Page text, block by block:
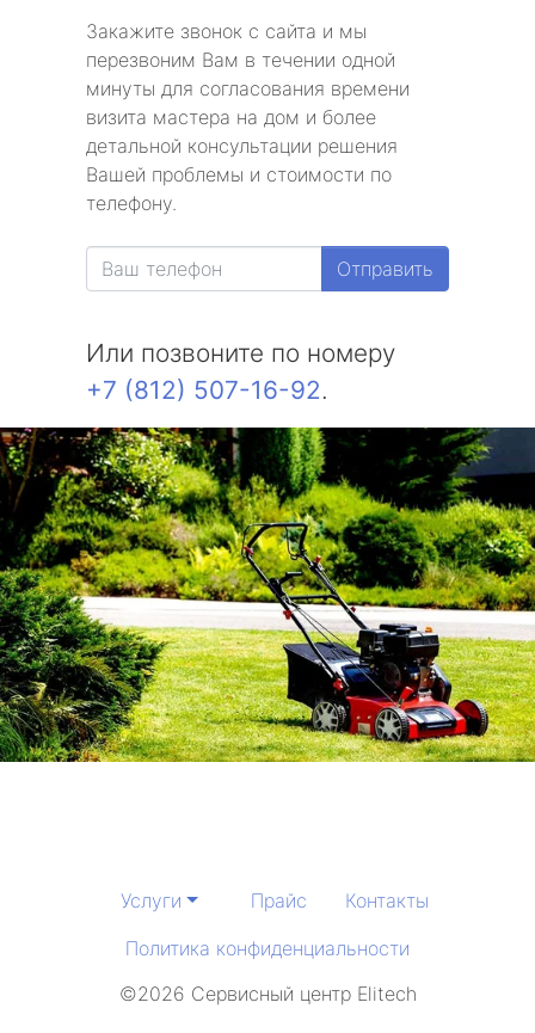
Закажите звонок с сайта и мы
перезвоним Вам в течении одной
минуты для согласования времени
визита мастера на дом и более
детальной консультации решения
Вашей проблемы и стоимости по
телефону.
Отправить
Или позвоните по номеру
+7 (812) 507-16-92.
Услуги Прайс
Контакты
Политика конфиденциальности
©2026 Сервисный центр Elitech